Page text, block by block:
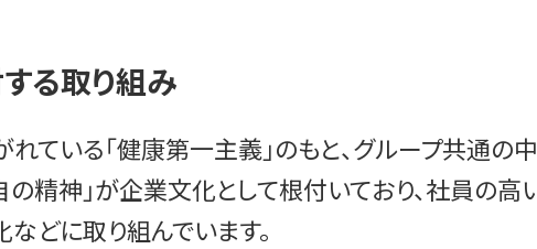
る取り組み
れている「健康第一主義」のもと、グループ共通
の精神」が企業文化として根付いており、社員の
どに取り組んでいます。